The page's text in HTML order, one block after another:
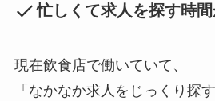
忙しくて求人を探す時間
現在飲食店で働いていて、
「なかなか求人をじっくり探